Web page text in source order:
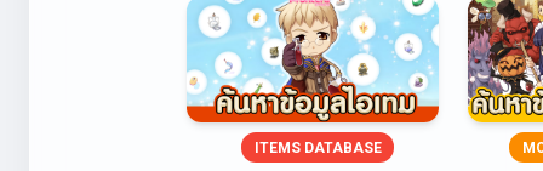
ITEMS DATABASE